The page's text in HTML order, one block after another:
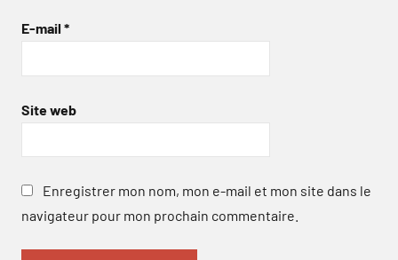
E-mail *
Site web
Enregistrer mon nom, mon e-mail et mon site dans le
navigateur pour mon prochain commentaire.